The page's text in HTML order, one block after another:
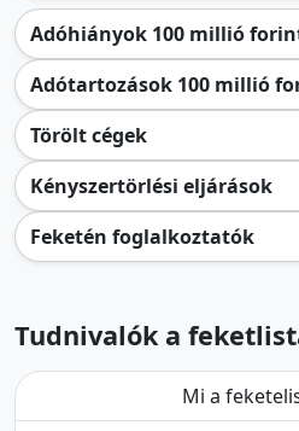
Adóhiányok 100 millió
Adótartozások 100 millió
Törölt cégek
Kényszertörlési eljárások
Feketén foglalkoztatók
Tudnivalók a
Mi a